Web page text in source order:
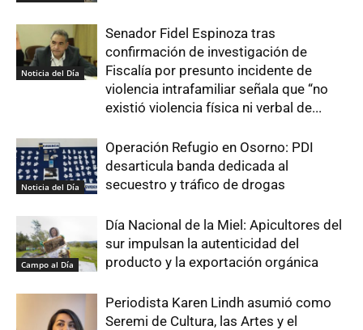
Noticia del Día
Senador Fidel Espinoza tras
confirmación de investigación de
Fiscalía por presunto incidente de
violencia intrafamiliar señala que “no
existió violencia física ni verbal de...
Noticia del Día
Operación Refugio en Osorno: PDI
desarticula banda dedicada al
secuestro y tráfico de drogas
Campo al Día
Día Nacional de la Miel: Apicultores del
sur impulsan la autenticidad del
producto y la exportación orgánica
Periodista Karen Lindh asumió como
Seremi de Cultura, las Artes y el